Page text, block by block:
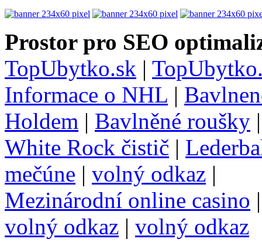
Prostor pro SEO
TopUbytko.sk |
Informace o NHL |
Holdem | Bavlněné roušky
White Rock čistič |
mečúne | volný odkaz |
Mezinárodní online casino
volný odkaz | volný odkaz